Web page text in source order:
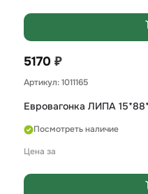
5170 ₽
Артикул: 1011165
Евровагонка ЛИПА
Посмотреть наличие
Цена за